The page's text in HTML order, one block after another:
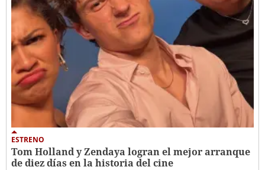
ESTRENO
Tom Holland y Zendaya logran el mejor arranque
de diez días en la historia del cine